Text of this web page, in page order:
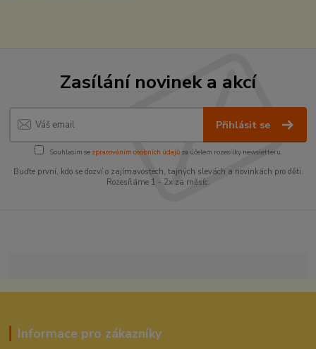
Zasílání novinek a akcí
Přihlásit se
Souhlasím se zpracováním osobních údajůza účelem rozesílky newsletteru.
Buďte první, kdo se dozví o zajímavostech, tajných slevách a novinkách pro děti.
Rozesíláme 1 - 2x za měsíc.
Informace pro zákazníky